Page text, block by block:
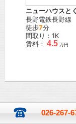
ニューハウスと
長野電鉄長野線
徒歩7分
間取り：1K
賃料： 4.5 万円
026-267-